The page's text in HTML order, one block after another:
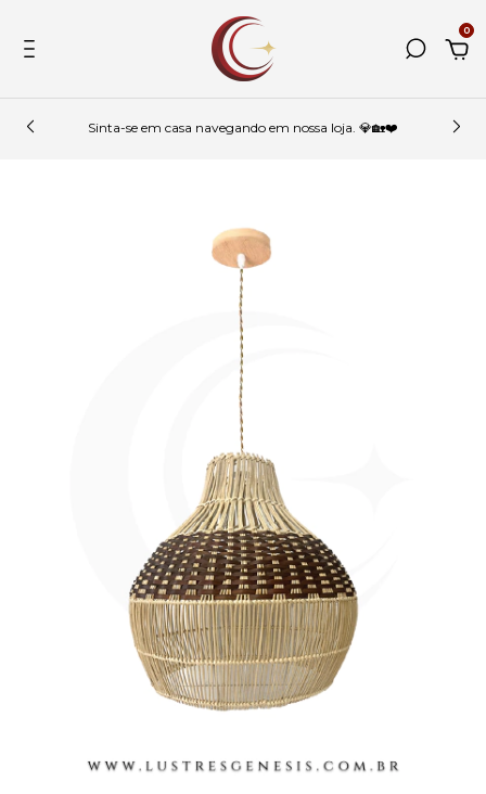
0
Sinta-se em casa navegando em nossa loja. 💎🏡❤️